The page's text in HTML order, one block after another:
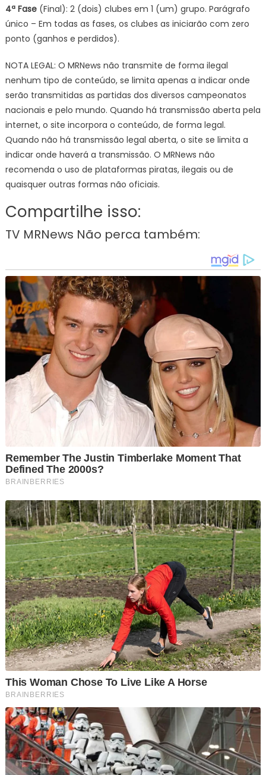
4ª Fase(Final): 2 (dois) clubes em 1 (um) grupo. Parágrafo
único – Em todas as fases, os clubes as iniciarão com zero
ponto (ganhos e perdidos).
NOTA LEGAL: O MRNews não transmite de forma ilegal
nenhum tipo de conteúdo, se limita apenas a indicar onde
serão transmitidas as partidas dos diversos campeonatos
nacionais e pelo mundo. Quando há transmissão aberta pela
internet, o site incorpora o conteúdo, de forma legal.
Quando não há transmissão legal aberta, o site se limita a
indicar onde haverá a transmissão. O MRNews não
recomenda o uso de plataformas piratas, ilegais ou de
quaisquer outras formas não oficiais.
Compartilhe isso:
TV MRNews Não perca também: